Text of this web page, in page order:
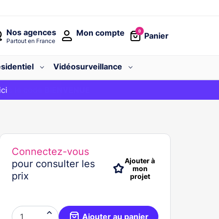
Nos agences
Partout en France
0
Panier
Mon compte
Vidéosurveillance
le code
Connectez-vous
pour consulter les
prix
Ajouter à
mon
projet
 Ajouter au panier